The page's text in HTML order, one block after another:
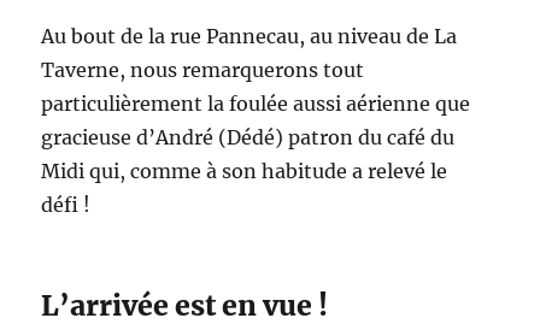
Au bout de la rue Pannecau, au niveau de La
Taverne, nous remarquerons tout
particulièrement la foulée aussi aérienne que
gracieuse d’André (Dédé) patron du café du
Midi qui, comme à son habitude a relevé le
défi !
L’arrivée est en vue !